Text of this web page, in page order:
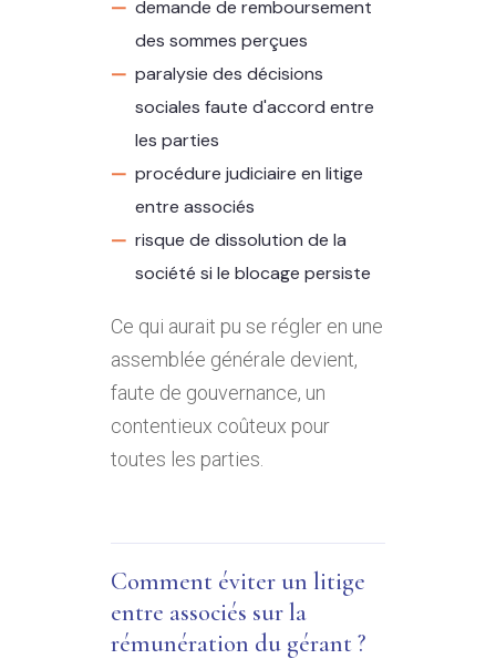
demande de remboursement
des sommes perçues
paralysie des décisions
sociales faute d'accord entre
les parties
procédure judiciaire en litige
entre associés
risque de dissolution de la
société si le blocage persiste
Ce qui aurait pu se régler en une
assemblée générale devient,
faute de gouvernance, un
contentieux coûteux pour
toutes les parties.
Comment éviter un litige
entre associés sur la
rémunération du gérant ?